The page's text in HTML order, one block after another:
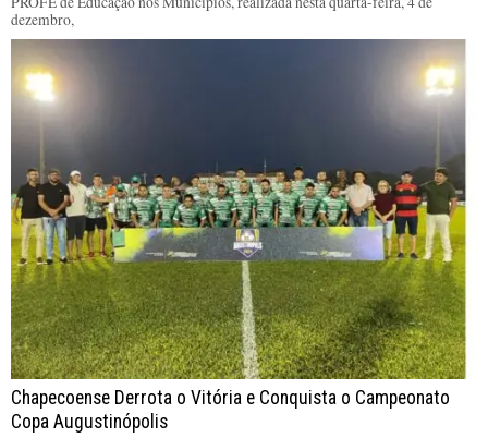
dezembro,
Chapecoense Derrota o Vitória e Conquista o Campeonato
Copa Augustinópolis